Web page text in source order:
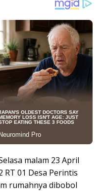
malam 23 April
RT 01 Desa Perintis
rumahnya dibobol